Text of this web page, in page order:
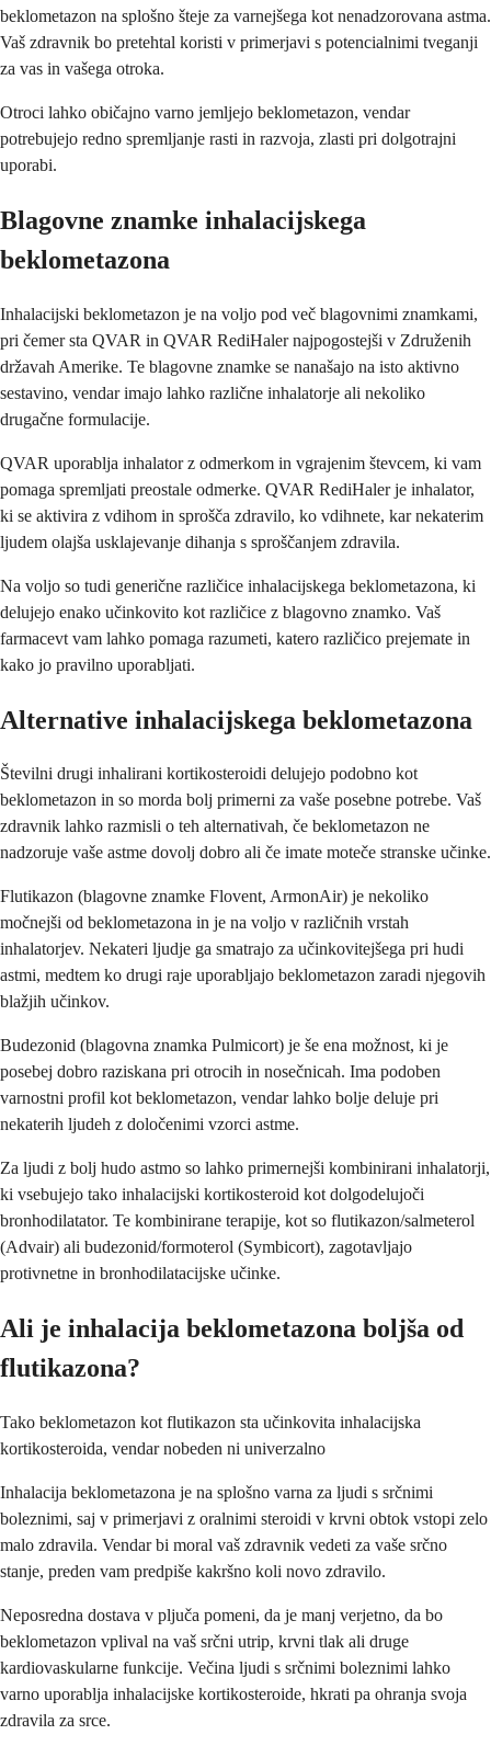
beklometazon na splošno šteje za varnejšega kot nenadzorovana astma.
Vaš zdravnik bo pretehtal koristi v primerjavi s potencialnimi tveganji
za vas in vašega otroka.
Otroci lahko običajno varno jemljejo beklometazon, vendar
potrebujejo redno spremljanje rasti in razvoja, zlasti pri dolgotrajni
uporabi.
Blagovne znamke inhalacijskega
beklometazona
Inhalacijski beklometazon je na voljo pod več blagovnimi znamkami,
pri čemer sta QVAR in QVAR RediHaler najpogostejši v Združenih
državah Amerike. Te blagovne znamke se nanašajo na isto aktivno
sestavino, vendar imajo lahko različne inhalatorje ali nekoliko
drugačne formulacije.
QVAR uporablja inhalator z odmerkom in vgrajenim števcem, ki vam
pomaga spremljati preostale odmerke. QVAR RediHaler je inhalator,
ki se aktivira z vdihom in sprošča zdravilo, ko vdihnete, kar nekaterim
ljudem olajša usklajevanje dihanja s sproščanjem zdravila.
Na voljo so tudi generične različice inhalacijskega beklometazona, ki
delujejo enako učinkovito kot različice z blagovno znamko. Vaš
farmacevt vam lahko pomaga razumeti, katero različico prejemate in
kako jo pravilno uporabljati.
Alternative inhalacijskega beklometazona
Številni drugi inhalirani kortikosteroidi delujejo podobno kot
beklometazon in so morda bolj primerni za vaše posebne potrebe. Vaš
zdravnik lahko razmisli o teh alternativah, če beklometazon ne
nadzoruje vaše astme dovolj dobro ali če imate moteče stranske učinke.
Flutikazon (blagovne znamke Flovent, ArmonAir) je nekoliko
močnejši od beklometazona in je na voljo v različnih vrstah
inhalatorjev. Nekateri ljudje ga smatrajo za učinkovitejšega pri hudi
astmi, medtem ko drugi raje uporabljajo beklometazon zaradi njegovih
blažjih učinkov.
Budezonid (blagovna znamka Pulmicort) je še ena možnost, ki je
posebej dobro raziskana pri otrocih in nosečnicah. Ima podoben
varnostni profil kot beklometazon, vendar lahko bolje deluje pri
nekaterih ljudeh z določenimi vzorci astme.
Za ljudi z bolj hudo astmo so lahko primernejši kombinirani inhalatorji,
ki vsebujejo tako inhalacijski kortikosteroid kot dolgodelujoči
bronhodilatator. Te kombinirane terapije, kot so flutikazon/salmeterol
(Advair) ali budezonid/formoterol (Symbicort), zagotavljajo
protivnetne in bronhodilatacijske učinke.
Ali je inhalacija beklometazona boljša od
flutikazona?
Tako beklometazon kot flutikazon sta učinkovita inhalacijska
kortikosteroida, vendar nobeden ni univerzalno
Inhalacija beklometazona je na splošno varna za ljudi s srčnimi
boleznimi, saj v primerjavi z oralnimi steroidi v krvni obtok vstopi zelo
malo zdravila. Vendar bi moral vaš zdravnik vedeti za vaše srčno
stanje, preden vam predpiše kakršno koli novo zdravilo.
Neposredna dostava v pljuča pomeni, da je manj verjetno, da bo
beklometazon vplival na vaš srčni utrip, krvni tlak ali druge
kardiovaskularne funkcije. Večina ljudi s srčnimi boleznimi lahko
varno uporablja inhalacijske kortikosteroide, hkrati pa ohranja svoja
zdravila za srce.